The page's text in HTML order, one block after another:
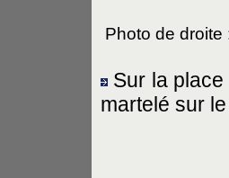
Photo de
Sur la
martelé sur